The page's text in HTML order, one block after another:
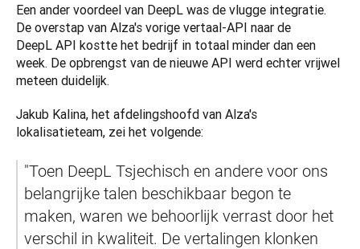
Een ander voordeel van DeepL was de vlugge integratie.
De overstap van Alza's vorige vertaal-API naar de
DeepL API kostte het bedrijf in totaal minder dan een
week. De opbrengst van de nieuwe API werd echter vrijwel
meteen duidelijk.
Jakub Kalina, het afdelingshoofd van Alza's
lokalisatieteam, zei het volgende:
"Toen DeepL Tsjechisch en andere voor ons
belangrijke talen beschikbaar begon te
maken, waren we behoorlijk verrast door het
verschil in kwaliteit. De vertalingen klonken